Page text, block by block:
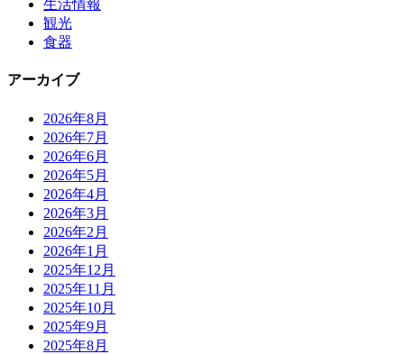
生活情報
観光
食器
アーカイブ
2026年8月
2026年7月
2026年6月
2026年5月
2026年4月
2026年3月
2026年2月
2026年1月
2025年12月
2025年11月
2025年10月
2025年9月
2025年8月